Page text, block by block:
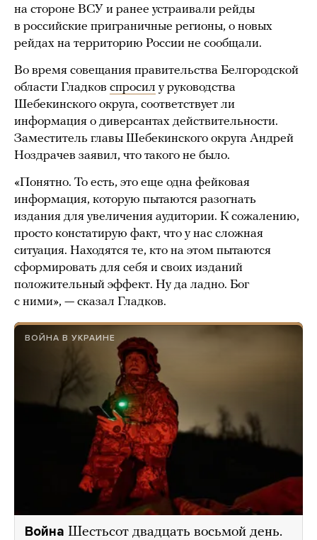
на стороне ВСУ и ранее устраивали рейды
в российские приграничные регионы, о новых
рейдах на территорию России не сообщали.
Во время совещания правительства Белгородской
области Гладков спросил у руководства
Шебекинского округа, соответствует ли
информация о диверсантах действительности.
Заместитель главы Шебекинского округа Андрей
Ноздрачев заявил, что такого не было.
«Понятно. То есть, это еще одна фейковая
информация, которую пытаются разогнать
издания для увеличения аудитории. К сожалению,
просто констатирую факт, что у нас сложная
ситуация. Находятся те, кто на этом пытаются
сформировать для себя и своих изданий
положительный эффект. Ну да ладно. Бог
с ними», — сказал Гладков.
ВОЙНА В УКРАИНЕ
Война Шестьсот двадцать восьмой день.